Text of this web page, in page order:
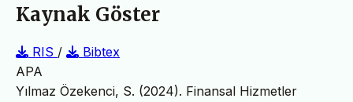
Kaynak Göster
RIS /
Bibtex
APA
Yılmaz Özekenci, S. (2024). Finansal Hizmetler